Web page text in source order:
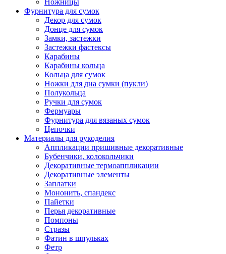
Ножницы
Фурнитура для сумок
Декор для сумок
Донце для сумок
Замки, застежки
Застежки фастексы
Карабины
Карабины кольца
Кольца для сумок
Ножки для дна сумки (пукли)
Полукольца
Ручки для сумок
Фермуары
Фурнитура для вязаных сумок
Цепочки
Материалы для рукоделия
Аппликации пришивные декоративные
Бубенчики, колокольчики
Декоративные термоаппликации
Декоративные элементы
Заплатки
Мононить, спандекс
Пайетки
Перья декоративные
Помпоны
Стразы
Фатин в шпульках
Фетр